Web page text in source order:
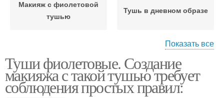
Макияж с фиолетовой
тушью
Тушь в дневном образе
Тушь в вечернем
образе
Показать все
Туши фиолетовые. Создание
макияжа с такой тушью требует
соблюдения простых правил: